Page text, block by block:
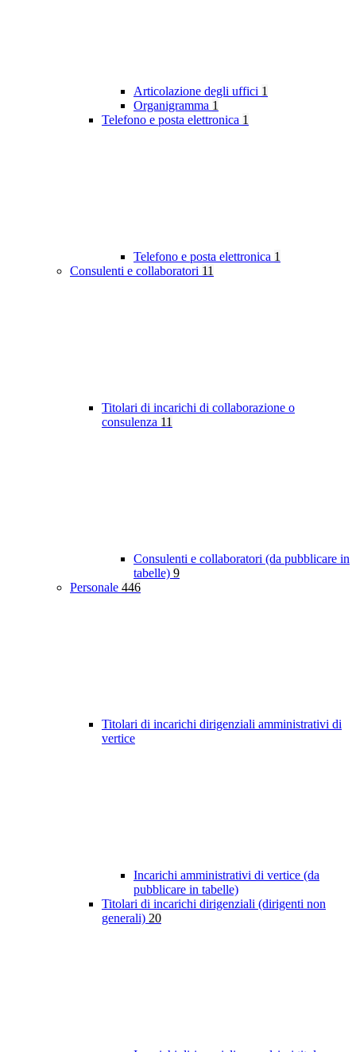
Articolazione degli uffici 1
Organigramma 1
Telefono e posta elettronica 1
Telefono e posta elettronica 1
Consulenti e collaboratori 11
Titolari di incarichi di collaborazione o
consulenza 11
Consulenti e collaboratori (da pubblicare in
tabelle) 9
Personale 446
Titolari di incarichi dirigenziali amministrativi di
vertice
Incarichi amministrativi di vertice (da
pubblicare in tabelle)
Titolari di incarichi dirigenziali (dirigenti non
generali) 20